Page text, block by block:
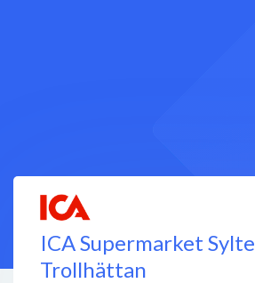
ICA Supermarket Sylte
Trollhättan